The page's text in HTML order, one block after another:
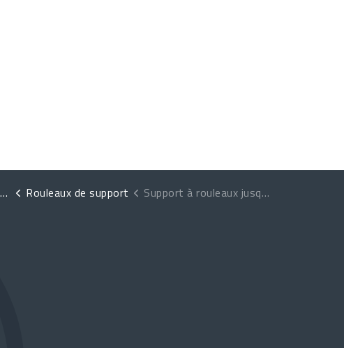
Rouleaux de support Support à rouleaux jusqu'à 5 000 kg D-ZCJ